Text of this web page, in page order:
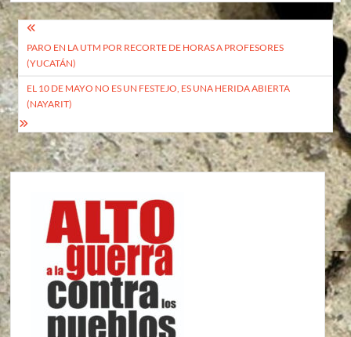
Navegación
de
entradas
PARO EN LA UTM POR RECORTE DE HORAS A PROFESORES
(YUCATÁN)
EL 10 DE MAYO NO ES UN FESTEJO, ES UNA HERIDA ABIERTA
(NAYARIT)